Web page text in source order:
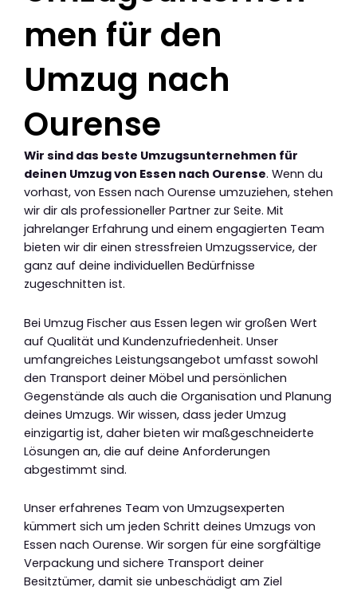
men für den
Umzug nach
Ourense
Wir sind das beste Umzugsunternehmen für
deinen Umzug von Essen nach Ourense. Wenn du
vorhast, von Essen nach Ourense umzuziehen, stehen
wir dir als professioneller Partner zur Seite. Mit
jahrelanger Erfahrung und einem engagierten Team
bieten wir dir einen stressfreien Umzugsservice, der
ganz auf deine individuellen Bedürfnisse
zugeschnitten ist.
Bei Umzug Fischer aus Essen legen wir großen Wert
auf Qualität und Kundenzufriedenheit. Unser
umfangreiches Leistungsangebot umfasst sowohl
den Transport deiner Möbel und persönlichen
Gegenstände als auch die Organisation und Planung
deines Umzugs. Wir wissen, dass jeder Umzug
einzigartig ist, daher bieten wir maßgeschneiderte
Lösungen an, die auf deine Anforderungen
abgestimmt sind.
Unser erfahrenes Team von Umzugsexperten
kümmert sich um jeden Schritt deines Umzugs von
Essen nach Ourense. Wir sorgen für eine sorgfältige
Verpackung und sichere Transport deiner
Besitztümer, damit sie unbeschädigt am Ziel